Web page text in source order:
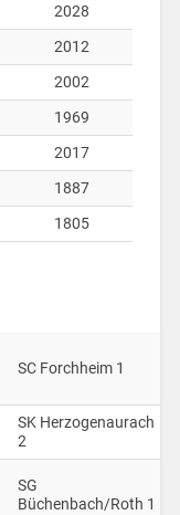
2028
2012
2002
1969
2017
1887
1805
SC Forchheim 1
SK Herzogenaurach
2
SG
Büchenbach/Roth 1